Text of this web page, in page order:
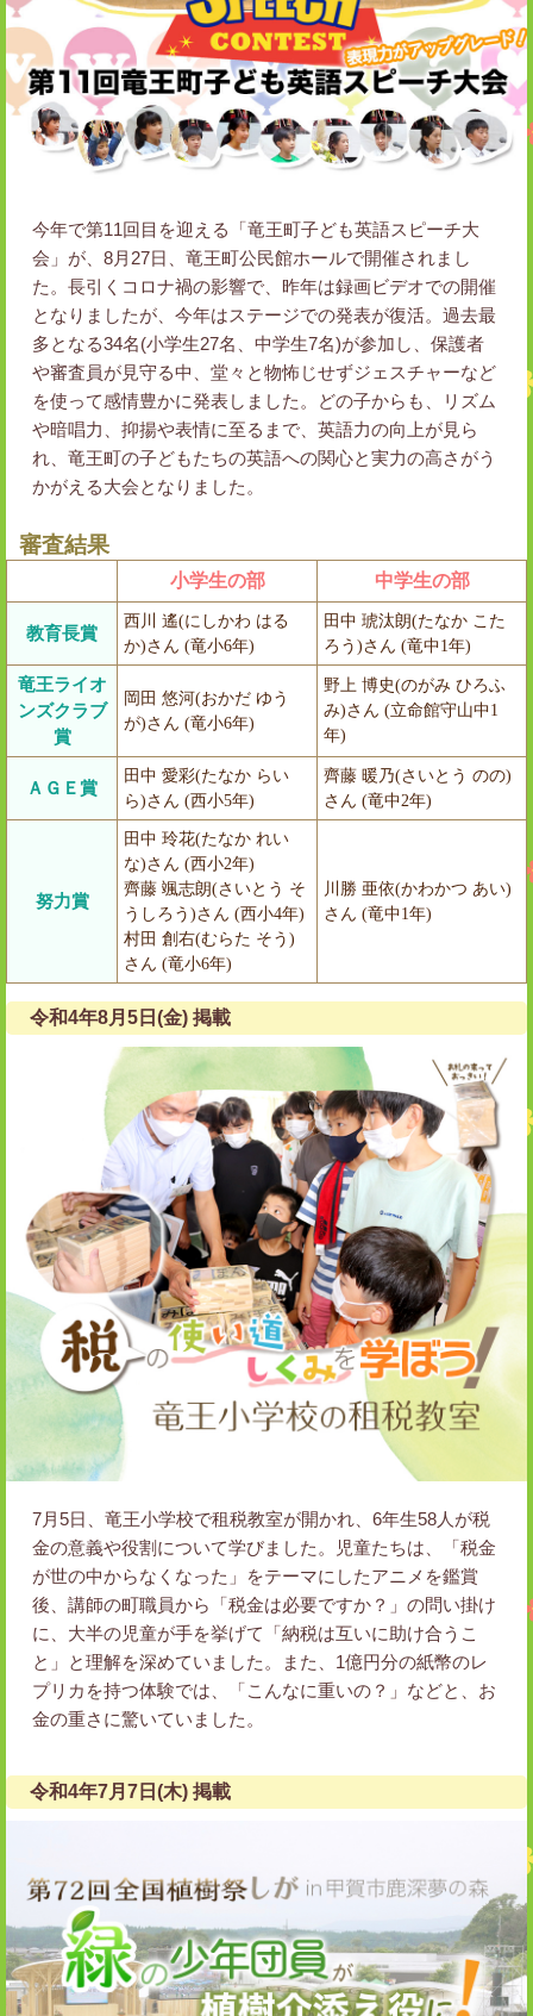
今年で第11回目を迎える「竜王町子ども英語スピーチ大
会」が、8月27日、竜王町公民館ホールで開催されまし
た。長引くコロナ禍の影響で、昨年は録画ビデオでの開催
となりましたが、今年はステージでの発表が復活。過去最
多となる34名(小学生27名、中学生7名)が参加し、保護者
や審査員が見守る中、堂々と物怖じせずジェスチャーなど
を使って感情豊かに発表しました。どの子からも、リズム
や暗唱力、抑揚や表情に至るまで、英語力の向上が見ら
れ、竜王町の子どもたちの英語への関心と実力の高さがう
かがえる大会となりました。
審査結果
小学生の部 中学生の部
教育長賞
西川 遙(にしかわ はる
か)さん (竜小6年)
田中 琥汰朗(たなか こた
ろう)さん (竜中1年)
竜王ライオ
ンズクラブ
賞
岡田 悠河(おかだ ゆう
が)さん (竜小6年)
野上 博史(のがみ ひろふ
み)さん (立命館守山中1
年)
ＡＧＥ賞
田中 愛彩(たなか らい
ら)さん (西小5年)
齊藤 暖乃(さいとう のの)
さん (竜中2年)
努力賞
田中 玲花(たなか れい
な)さん (西小2年)
齊藤 颯志朗(さいとう そ
うしろう)さん (西小4年)
村田 創右(むらた そう)
さん (竜小6年)
川勝 亜依(かわかつ あい)
さん (竜中1年)
令和4年8月5日(金) 掲載
7月5日、竜王小学校で租税教室が開かれ、6年生58人が税
金の意義や役割について学びました。児童たちは、「税金
が世の中からなくなった」をテーマにしたアニメを鑑賞
後、講師の町職員から「税金は必要ですか？」の問い掛け
に、大半の児童が手を挙げて「納税は互いに助け合うこ
と」と理解を深めていました。また、1億円分の紙幣のレ
プリカを持つ体験では、「こんなに重いの？」などと、お
金の重さに驚いていました。
令和4年7月7日(木) 掲載